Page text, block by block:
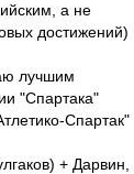
а не
достижений)
лучшим
"Спартака"
Спартак"
+ Дарвин,